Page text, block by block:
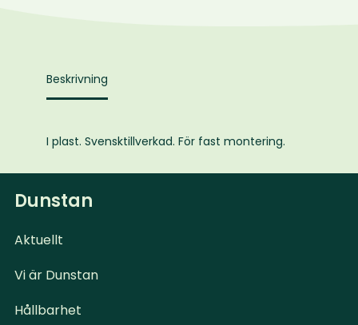
Beskrivning
I plast. Svensktillverkad. För fast montering.
Dunstan
Aktuellt
Vi är Dunstan
Hållbarhet